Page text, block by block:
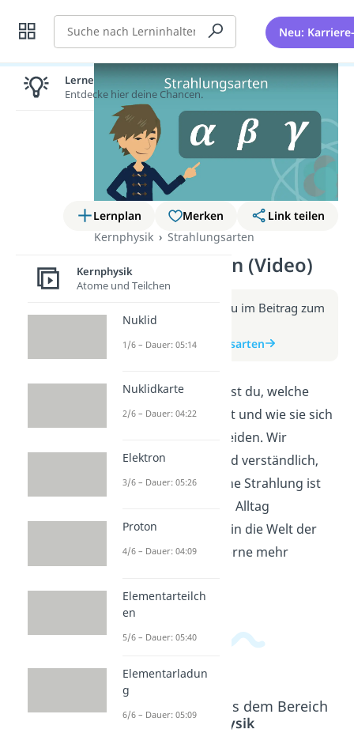
Suche Neu:
Lernplan Merken
Link teilen
Kernphysik
Strahlungsarten
Strahlungsarten (Video)
Weitere Infos erhältst du im Beitrag zum
Video
zum Beitrag: Strahlungsarten
In diesem Video erfährst du, welche
Strahlungsarten es gibt und wie sie sich
voneinander unterscheiden. Wir
erklären dir einfach und verständlich,
was elektromagnetische Strahlung ist
und wie sie in unserem Alltag
vorkommt. Tauche ein in die Welt der
Strahlungsarten und lerne mehr
Beliebte Inhalte aus dem Bereich
Kernphysik
Lernen lohnt sich!
Entdecke hier deine Chancen.
Kernphysik
Atome und Teilchen
Nuklid
1/6 – Dauer: 05:14
Nuklidkarte
2/6 – Dauer: 04:22
Elektron
3/6 – Dauer: 05:26
Proton
4/6 – Dauer: 04:09
Elementarteilch
en
5/6 – Dauer: 05:40
Elementarladun
g
6/6 – Dauer: 05:09